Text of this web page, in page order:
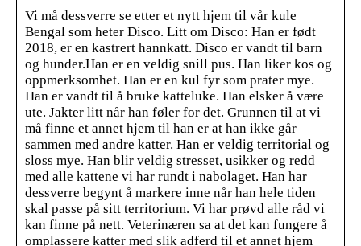
Vi må dessverre se etter et nytt hjem til vår kule
Bengal som heter Disco. Litt om Disco: Han er født
2018, er en kastrert hannkatt. Disco er vandt til barn
og hunder.Han er en veldig snill pus. Han liker kos og
oppmerksomhet. Han er en kul fyr som prater mye.
Han er vandt til å bruke katteluke. Han elsker å være
ute. Jakter litt når han føler for det. Grunnen til at vi
må finne et annet hjem til han er at han ikke går
sammen med andre katter. Han er veldig territorial og
sloss mye. Han blir veldig stresset, usikker og redd
med alle kattene vi har rundt i nabolaget. Han har
dessverre begynt å markere inne når han hele tiden
skal passe på sitt territorium. Vi har prøvd alle råd vi
kan finne på nett. Veterinæren sa at det kan fungere å
omplassere katter med slik adferd til et annet hjem